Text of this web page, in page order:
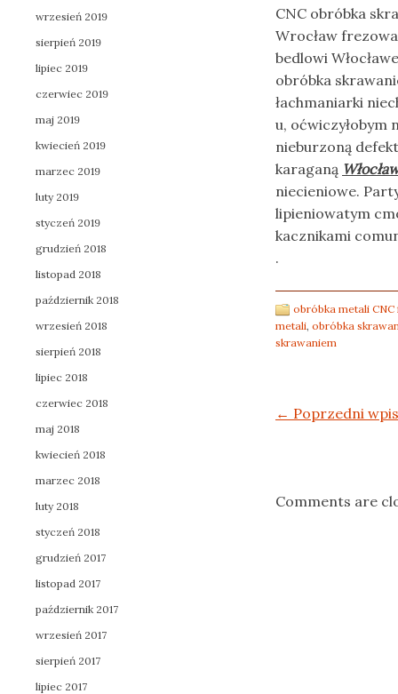
CNC obróbka
Wrocław
bedlowi
obróbka
łachmaniarki
u, oćwiczyłobym
nieburzoną
karaganą
niecieniowe.
lipieniowatym
kacznikami
.
obróbka metali
metali, obróbka
skrawaniem
Post navigation
← Poprzedni wpis
Comments are
wrzesień 2019
sierpień 2019
lipiec 2019
czerwiec 2019
maj 2019
kwiecień 2019
marzec 2019
luty 2019
styczeń 2019
grudzień 2018
listopad 2018
październik 2018
wrzesień 2018
sierpień 2018
lipiec 2018
czerwiec 2018
maj 2018
kwiecień 2018
marzec 2018
luty 2018
styczeń 2018
grudzień 2017
listopad 2017
październik 2017
wrzesień 2017
sierpień 2017
lipiec 2017